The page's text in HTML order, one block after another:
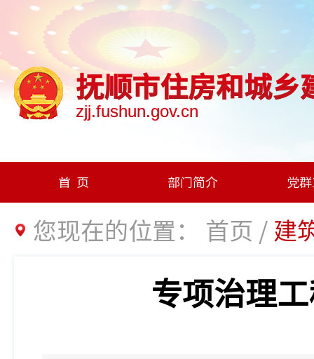
抚顺市住房和城乡
zjj.fushun.gov.cn
首页 部门简介 党
您现在的位置： 首页 /建
专项治理